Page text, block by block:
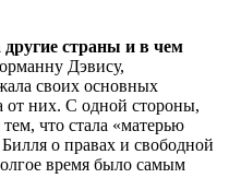
страны и в чем
Дэвису,
своих основных
от них. С одной стороны,
что стала «матерью
о правах и свободной
время было самым